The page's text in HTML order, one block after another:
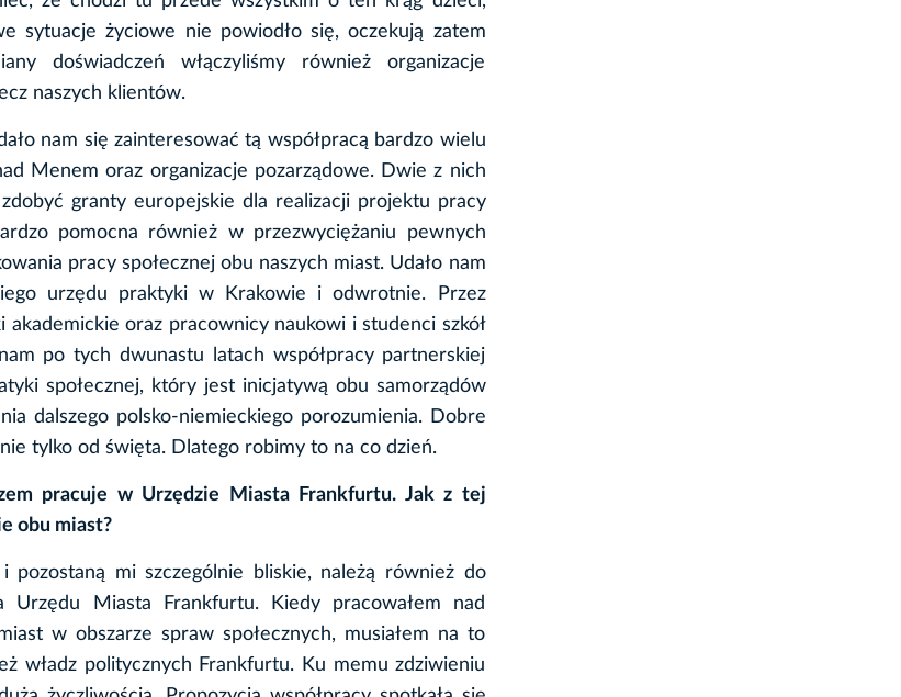
sytuacje życiowe nie powiodło się, oczekują zatem
doświadczeń włączyliśmy również organizacje
naszych klientów.
nam się zainteresować tą współpracą bardzo wielu
Menem oraz organizacje pozarządowe. Dwie z nich
granty europejskie dla realizacji projektu pracy
pomocna również w przezwyciężaniu pewnych
pracy społecznej obu naszych miast. Udało nam
urzędu praktyki w Krakowie i odwrotnie. Przez
oraz pracownicy naukowi i studenci szkół
po tych dwunastu latach współpracy partnerskiej
społecznej, który jest inicjatywą obu samorządów
dalszego polsko-niemieckiego porozumienia. Dobre
tylko od święta. Dlatego robimy to na co dzień.
pracuje w Urzędzie Miasta Frankfurtu. Jak z tej
obu miast?
mi szczególnie bliskie, należą również do
Miasta Frankfurtu. Kiedy pracowałem nad
w obszarze spraw społecznych, musiałem na to
władz politycznych Frankfurtu. Ku memu zdziwieniu